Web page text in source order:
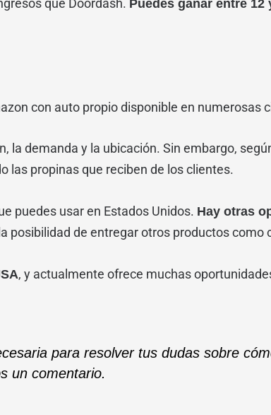
que Doordash. Puedes ganar entre
con auto propio disponible en numerosas
la demanda y la ubicación. Sin embargo,
las propinas que reciben de los clientes.
puedes usar en Estados Unidos. Hay otras
posibilidad de entregar otros productos como
, y actualmente ofrece muchas
para resolver tus dudas sobre
un comentario.